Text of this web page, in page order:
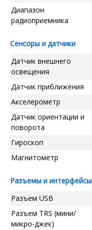
Диапазон
радиоприемника
Сенсоры и датчики
Датчик внешнего
освещения
Датчик приближения
Акселерометр
Датчик ориентации и
поворота
Гироскоп
Магнитометр
Разъемы и интерфейсы
Разъем USB
Разъем TRS (мини/
микро-джек)